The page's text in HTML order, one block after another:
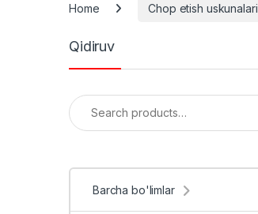
Home Chop etish uskunalari
Qidiruv
Search for:
Barcha bo'limlar